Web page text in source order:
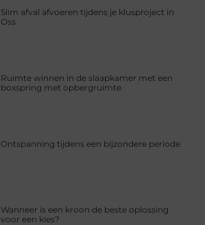
Slim afval afvoeren tijdens je klusproject in
Oss
Ruimte winnen in de slaapkamer met een
boxspring met opbergruimte
Ontspanning tijdens een bijzondere periode
Wanneer is een kroon de beste oplossing
voor een kies?